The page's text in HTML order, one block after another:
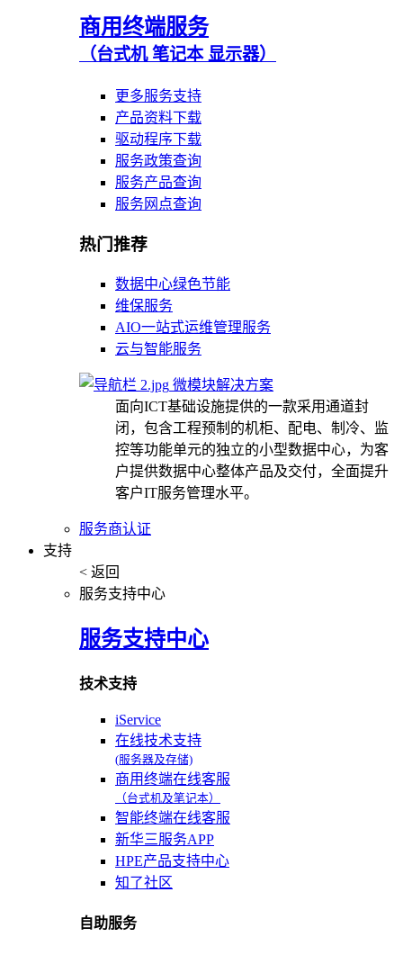
商用终端服务
（台式机 笔记本 显示器）
更多服务支持
产品资料下载
驱动程序下载
服务政策查询
服务产品查询
服务网点查询
热门推荐
数据中心绿色节能
维保服务
AIO一站式运维管理服务
云与智能服务
微模块解决方案
面向ICT基础设施提供的一款采用通道封
闭，包含工程预制的机柜、配电、制冷、监
控等功能单元的独立的小型数据中心，为客
户提供数据中心整体产品及交付，全面提升
客户IT服务管理水平。
服务商认证
支持
< 返回
服务支持中心
服务支持中心
技术支持
iService
在线技术支持
(服务器及存储)
商用终端在线客服
（台式机及笔记本）
智能终端在线客服
新华三服务APP
HPE产品支持中心
知了社区
自助服务